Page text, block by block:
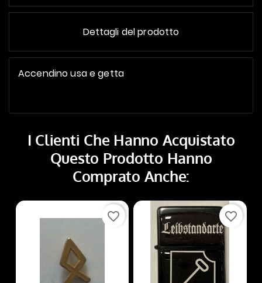
Dettagli del prodotto
Accendino usa e getta
I Clienti Che Hanno Acquistato
Questo Prodotto Hanno
Comprato Anche:
favorite_border favorite_border